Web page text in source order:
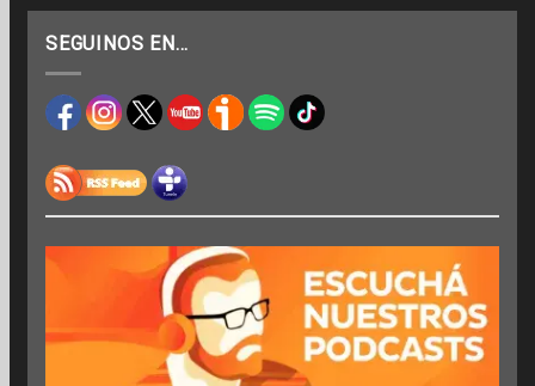
SEGUINOS EN…